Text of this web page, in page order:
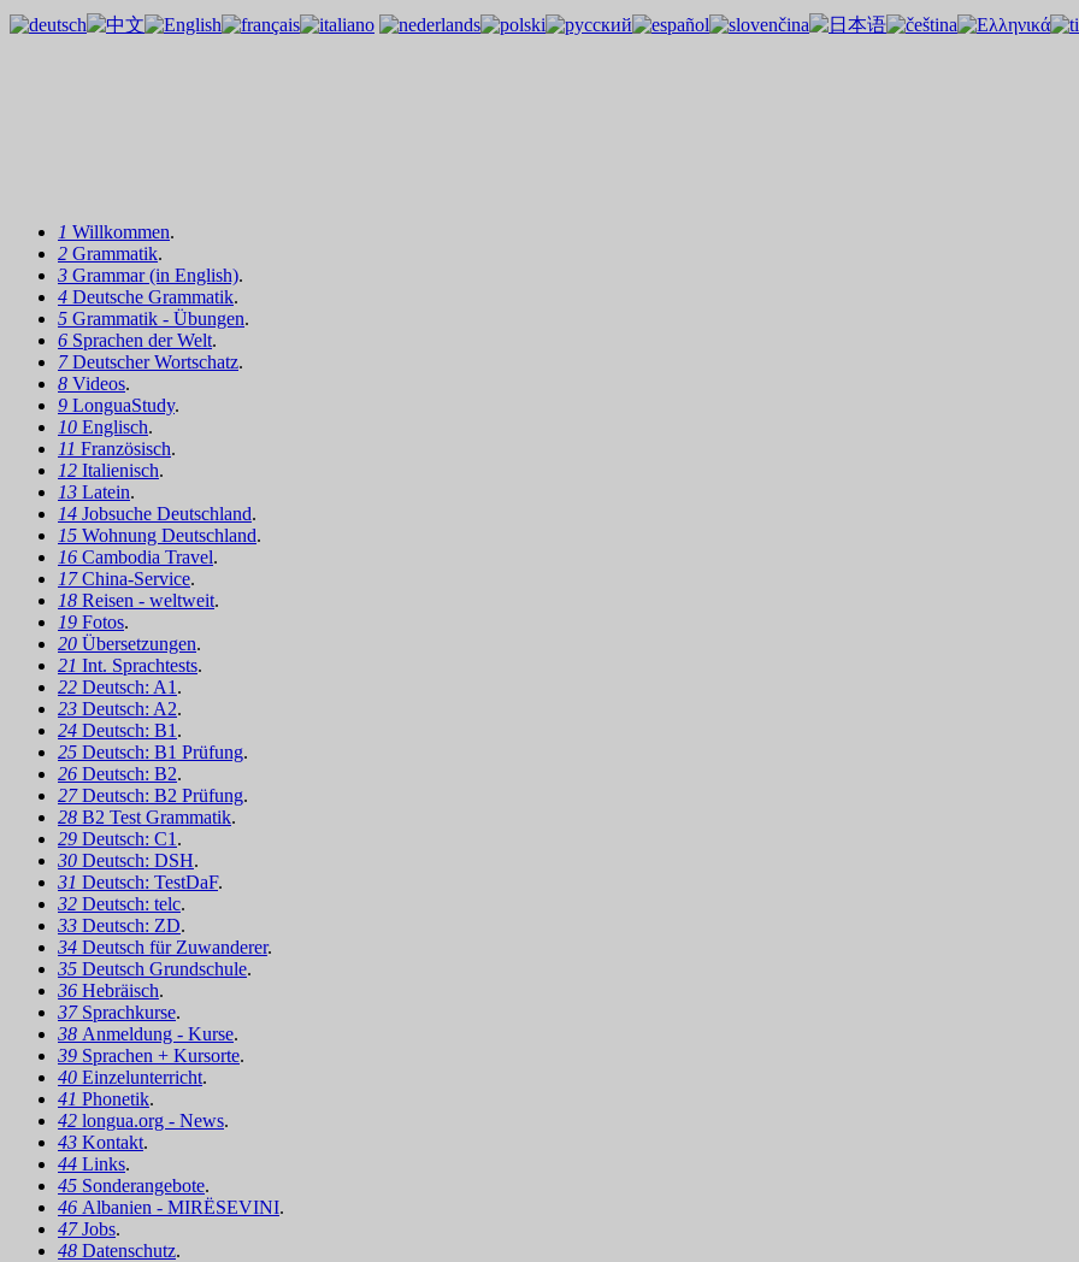
1 Willkommen.
2 Grammatik.
3 Grammar (in English).
4 Deutsche Grammatik.
5 Grammatik - Übungen.
6 Sprachen der Welt.
7Deutscher Wortschatz.
8 Videos.
9 LonguaStudy.
10 Englisch.
11 Französisch.
12 Italienisch.
13 Latein.
14 Jobsuche Deutschland.
15 Wohnung Deutschland.
16 Cambodia Travel.
17China-Service.
18 Reisen - weltweit.
19 Fotos.
20 Übersetzungen.
21 Int. Sprachtests.
22 Deutsch: A1 .
23 Deutsch: A2.
24 Deutsch: B1 .
25 Deutsch: B1 Prüfung.
26 Deutsch: B2.
27Deutsch: B2 Prüfung.
28 B2 Test Grammatik.
29 Deutsch: C1 .
30 Deutsch: DSH.
31 Deutsch: TestDaF.
32 Deutsch: telc.
33 Deutsch: ZD.
34 Deutsch für Zuwanderer.
35 Deutsch Grundschule.
36 Hebräisch.
37 Sprachkurse.
38 Anmeldung - Kurse.
39 Sprachen + Kursorte.
40 Einzelunterricht.
41 Phonetik.
42 longua.org - News.
43 Kontakt.
44 Links.
45 Sonderangebote.
46 Albanien - MIRËSEVINI.
47Jobs.
48 Datenschutz.